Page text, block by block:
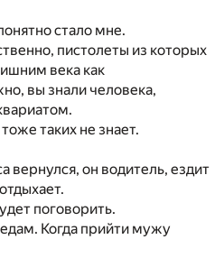
стало мне.
пистолеты из которых
века как
вы знали человека,
таких не знает.
вернулся, он водитель, ездит
поговорить.
Когда прийти мужу